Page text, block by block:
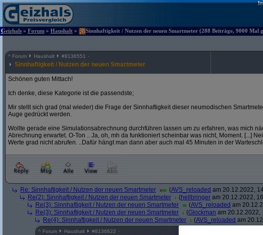
Geizhals » Forum » Haushalt » Sinnhaftigkeit / Nutzen der neuen Smartmeter (288 Beiträge, 9000 Mal
^ Forum Haushalt #8136551
Sinnhaftigkeit / Nutzen der neuen Smartmeter
Schönen guten Mittach!
Ich denke, diese Kategorie ist die passendste;
Mir stellt sich grad (mal wieder) die Frage der Sinnhaftigkeit dieser neumodischen
Auge gedrückt werden.
Wollte gerade eine Simulationsabrechnung durchführen lassen um zu erfahren, was mich
Abrechnung erwartet. O-Ton .. Ja, oh, mh da funktioniert scheinbar was nicht, Moment. [...]
Werte grad nicht abrufen. ..Dafür hängt man dann aber auch mal 45 Minuten in der
Re: Sinnhaftigkeit / Nutzen der neuen Smartmeter (AVS_reloaded am 20.12.2022,
Re(2): Sinnhaftigkeit / Nutzen der neuen Smartmeter
(hellbringer am 20.12.2022,
Re(3): Sinnhaftigkeit / Nutzen der neuen Smartmeter
(AVS_reloaded am
Re(3): Sinnhaftigkeit / Nutzen der neuen Smartmeter
(Glockman am 20.12.2022,
Re(4): Sinnhaftigkeit / Nutzen der neuen Smartmeter
(AVS_reloaded am
^ Forum Haushalt #8136622